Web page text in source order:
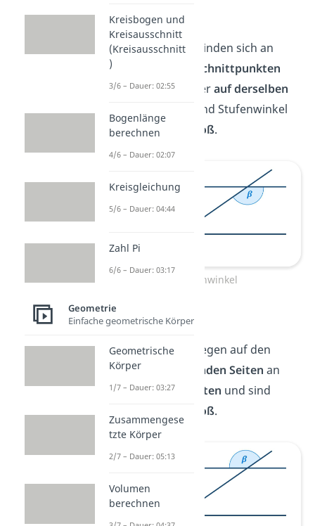
Stufenwinkel
Stufenwinkel befinden sich an
verschiedenen Schnittpunkten
der Geraden, aberauf derselben
. Deshalb sind Stufenwinkel
immer gleich groß.
Stufenwinkel
Wechselwinkel
Wechselwinkel liegen auf den
gegenüberliegenden Seiten an
denSchnittpunkten und sind
immer gleich groß.
Kreisbogen und
Kreisausschnitt
(Kreisausschnitt
)
3/6 – Dauer: 02:55
Bogenlänge
berechnen
4/6 – Dauer: 02:07
Kreisgleichung
5/6 – Dauer: 04:44
Zahl Pi
6/6 – Dauer: 03:17
Geometrie
Einfache geometrische Körper
Geometrische
Körper
1/7 – Dauer: 03:27
Zusammengese
tzte Körper
2/7 – Dauer: 05:13
Volumen
berechnen